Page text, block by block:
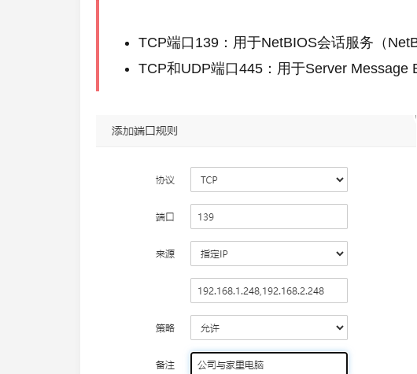
TCP端口139：用于NetBIOS会话服务（
TCP和UDP端口445：用于Server Message